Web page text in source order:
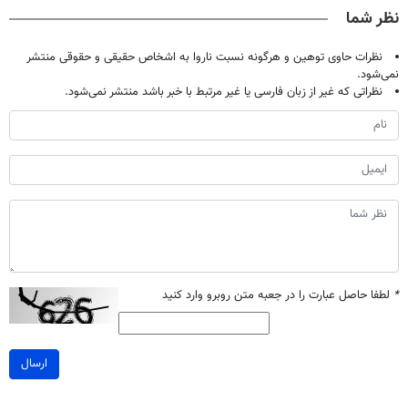
نظر شما
نظرات حاوی توهین و هرگونه نسبت ناروا به اشخاص حقیقی و حقوقی منتشر
نمی‌شود.
نظراتی که غیر از زبان فارسی یا غیر مرتبط با خبر باشد منتشر نمی‌شود.
* لطفا حاصل عبارت را در جعبه متن روبرو وارد کنید
ارسال